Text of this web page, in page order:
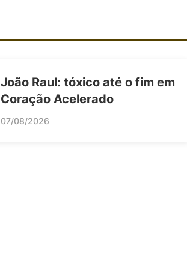
João Raul: tóxico até o fim em
Coração Acelerado
07/08/2026